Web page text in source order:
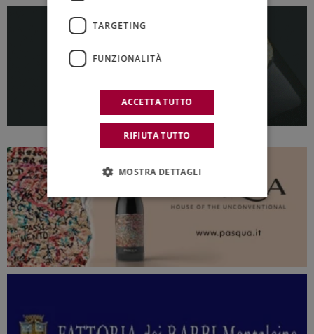
TARGETING
FUNZIONALITÀ
ACCETTA TUTTO
RIFIUTA TUTTO
MOSTRA DETTAGLI